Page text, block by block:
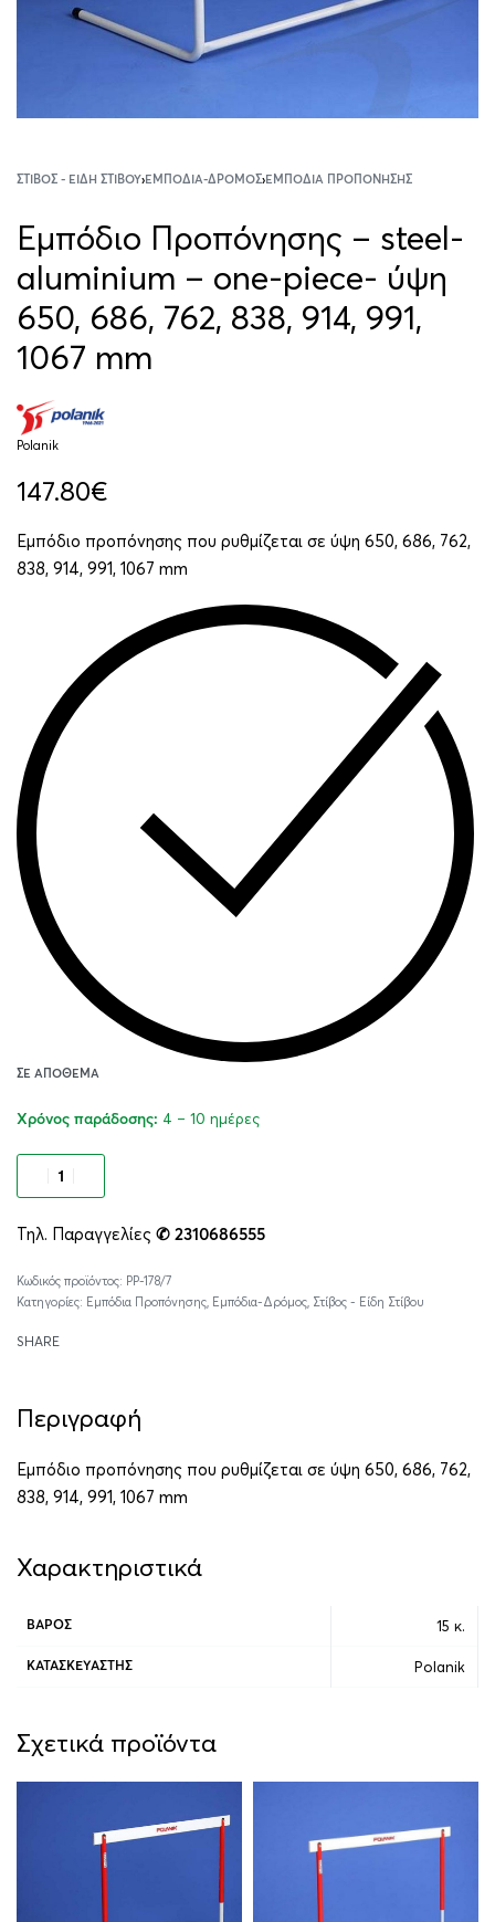
ΣΤΊΒΟΣ - ΕΊΔΗ ΣΤΊΒΟΥ›ΕΜΠΌΔΙΑ-ΔΡΌΜΟΣ›ΕΜΠΌΔΙΑ ΠΡΟΠΌΝΗΣΗΣ
Εμπόδιο Προπόνησης – steel-
aluminium – one-piece- ύψη
650, 686, 762, 838, 914, 991,
1067 mm
Polanik
147.80€
Εμπόδιο προπόνησης που ρυθμίζεται σε ύψη 650, 686, 762,
838, 914, 991, 1067 mm
ΣΕ ΑΠΌΘΕΜΑ
Χρόνος παράδοσης: 4 – 10 ημέρες
Τηλ. Παραγγελίες ✆ 2310686555
PP-178/7
Κατηγορίες: Εμπόδια Προπόνησης Εμπόδια-Δρόμος Στίβος - Είδη Στίβου
SHARE
Περιγραφή
Εμπόδιο προπόνησης που ρυθμίζεται σε ύψη 650, 686, 762,
838, 914, 991, 1067 mm
Χαρακτηριστικά
ΒΆΡΟΣ 15 κ.
ΚΑΤΑΣΚΕΥΑΣΤΉΣ Polanik
Σχετικά προϊόντα